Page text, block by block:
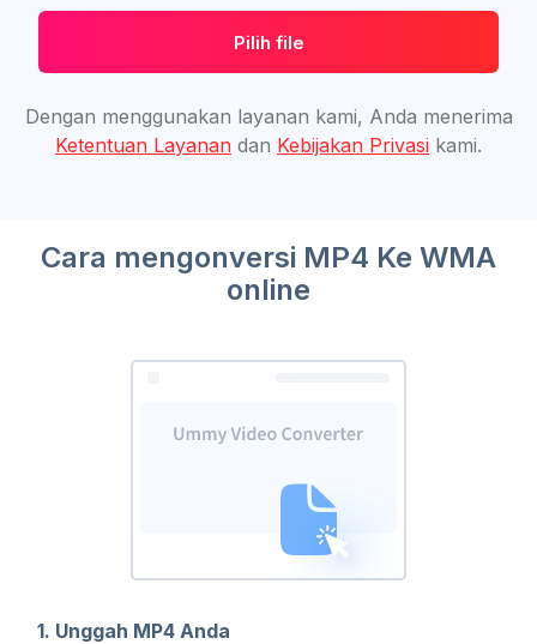
Pilih file
Dengan menggunakan layanan kami, Anda menerima
Ketentuan Layanan dan Kebijakan Privasi kami.
Cara mengonversi MP4 Ke WMA
online
1. Unggah MP4 Anda